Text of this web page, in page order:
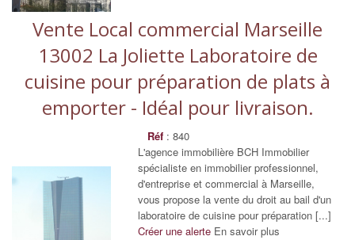
Vente Local commercial Marseille
13002 La Joliette Laboratoire de
cuisine pour préparation de plats à
emporter - Idéal pour livraison.
Réf : 840
L'agence immobilière BCH Immobilier
spécialiste en immobilier professionnel,
d'entreprise et commercial à Marseille,
vous propose la vente du droit au bail d'un
laboratoire de cuisine pour préparation [...]
Créer une alerte En savoir plus